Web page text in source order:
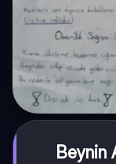
Beynin